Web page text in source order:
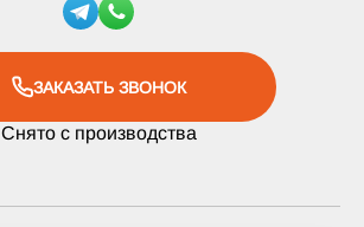
ЗАКАЗАТЬ ЗВОНОК
Снято с производства